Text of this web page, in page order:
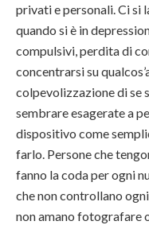
privati e personali. Ci si
quando si è in
compulsivi, perdita di
concentrarsi su
colpevolizzazione di se
sembrare esagerate a
dispositivo come
farlo. Persone che
fanno la coda per ogni
che non controllano
non amano fotografare